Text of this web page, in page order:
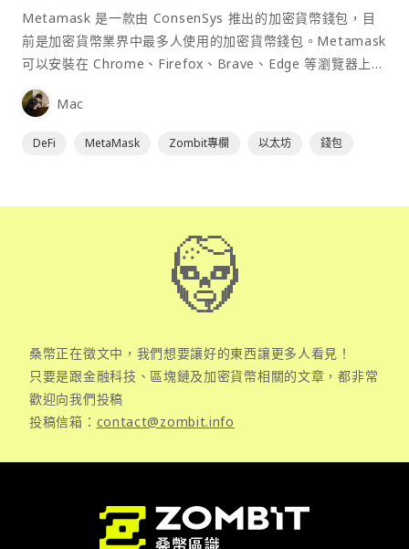
Metamask 是一款由 ConsenSys 推出的加密貨幣錢包，目
前是加密貨幣業界中最多人使用的加密貨幣錢包。Metamask
可以安裝在 Chrome、Firefox、Brave、Edge 等瀏覽器上作
為插件使用，具備許多功能且使用上非常方便。
Mac
DeFi MetaMask Zombit專欄 以太坊 錢包
桑幣正在徵文中，我們想要讓好的東西讓更多人看見！
只要是跟金融科技、區塊鏈及加密貨幣相關的文章，都非常
歡迎向我們投稿
投稿信箱： contact@zombit.info